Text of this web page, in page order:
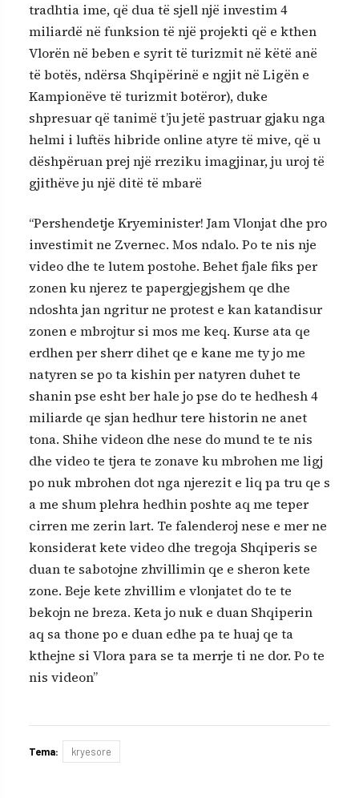
tradhtia ime, që dua të sjell një investim 4
miliardë në funksion të një projekti që e kthen
Vlorën në beben e syrit të turizmit në këtë anë
të botës, ndërsa Shqipërinë e ngjit në Ligën e
Kampionëve të turizmit botëror), duke
shpresuar që tanimë t’ju jetë pastruar gjaku nga
helmi i luftës hibride online atyre të mive, që u
dëshpëruan prej një rreziku imagjinar, ju uroj të
gjithëve ju një ditë të mbarë
“Pershendetje Kryeminister! Jam Vlonjat dhe pro
investimit ne Zvernec. Mos ndalo. Po te nis nje
video dhe te lutem postohe. Behet fjale fiks per
zonen ku njerez te papergjegjshem qe dhe
ndoshta jan ngritur ne protest e kan katandisur
zonen e mbrojtur si mos me keq. Kurse ata qe
erdhen per sherr dihet qe e kane me ty jo me
natyren se po ta kishin per natyren duhet te
shanin pse esht ber hale jo pse do te hedhesh 4
miliarde qe sjan hedhur tere historin ne anet
tona. Shihe videon dhe nese do mund te te nis
dhe video te tjera te zonave ku mbrohen me ligj
po nuk mbrohen dot nga njerezit e liq pa tru qe s
a me shum plehra hedhin poshte aq me teper
cirren me zerin lart. Te falenderoj nese e mer ne
konsiderat kete video dhe tregoja Shqiperis se
duan te sabotojne zhvillimin qe e sheron kete
zone. Beje kete zhvillim e vlonjatet do te te
bekojn ne breza. Keta jo nuk e duan Shqiperin
aq sa thone po e duan edhe pa te huaj qe ta
kthejne si Vlora para se ta merrje ti ne dor. Po te
nis videon”
Tema: kryesore